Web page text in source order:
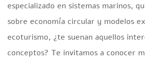
especializado en sistemas marinos,
sobre economía circular y modelos
ecoturismo, ¿te suenan aquellos
conceptos? Te invitamos a conocer